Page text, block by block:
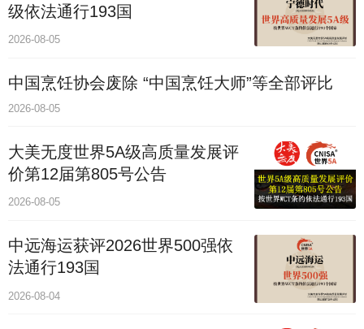
级依法通行193国
2026-08-05
中国烹饪协会废除 “中国烹饪大师”等全部评比
2026-08-05
大美无度世界5A级高质量发展评
价第12届第805号公告
2026-08-05
中远海运获评2026世界500强依
法通行193国
2026-08-04